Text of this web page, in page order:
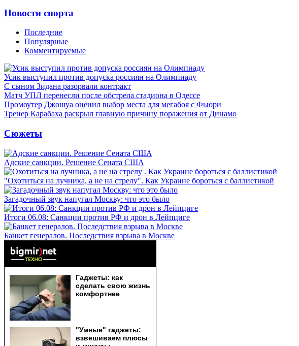
Новости спорта
Последние
Популярные
Комментируемые
Усик выступил против допуска россиян на Олимпиаду
С сыном Зидана разорвали контракт
Матч УПЛ перенесли после обстрела стадиона в Одессе
Промоутер Джошуа оценил выбор места для мегабоя с Фьюри
Тренер Карабаха раскрыл главную причину поражения от Динамо
Сюжеты
Адские санкции. Решение Сената США
"Охотиться на лучника, а не на стрелу". Как Украине бороться с баллистикой
Загадочный звук напугал Москву: что это было
Итоги 06.08: Санкции против РФ и дрон в Лейпциге
Банкет генералов. Последствия взрыва в Москве